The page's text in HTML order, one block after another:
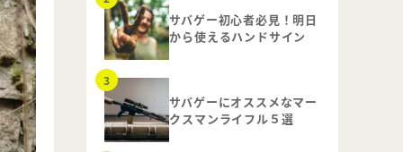
サバゲー初心者必見！明日
から使えるハンドサイン
サバゲーにオススメなマー
クスマンライフル５選